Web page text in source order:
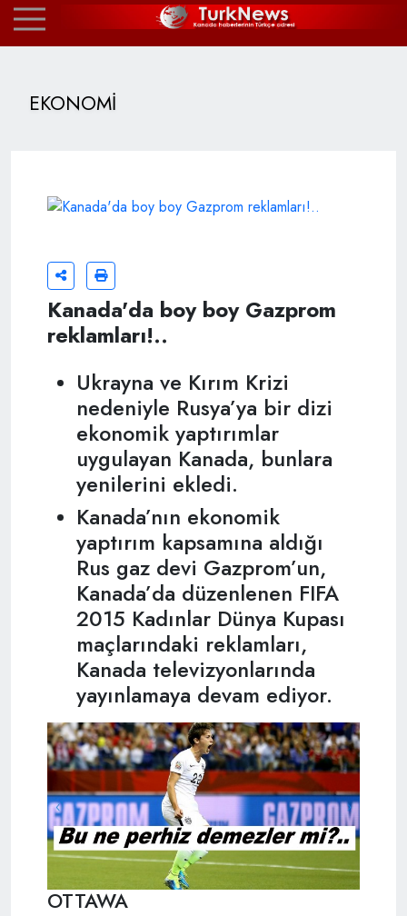
EKONOMİ
Kanada'da boy boy Gazprom
reklamları!..
Ukrayna ve Kırım Krizi
nedeniyle Rusya’ya bir dizi
ekonomik yaptırımlar
uygulayan Kanada, bunlara
yenilerini ekledi.
Kanada’nın ekonomik
yaptırım kapsamına aldığı
Rus gaz devi Gazprom’un,
Kanada’da düzenlenen FIFA
2015 Kadınlar Dünya Kupası
maçlarındaki reklamları,
Kanada televizyonlarında
yayınlamaya devam ediyor.
OTTAWA